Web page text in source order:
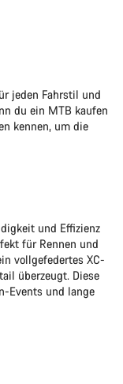
jeden Fahrstil und
du ein MTB kaufen
kennen, um die
und Effizienz
für Rennen und
vollgefedertes XC-
überzeugt. Diese
Events und lange